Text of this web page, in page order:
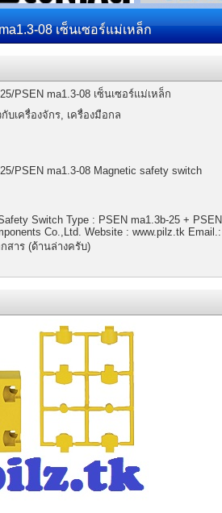
08 เซ็นเซอร์แม่เหล็ก
PSEN ma1.3-08 เซ็นเซอร์แม่เหล็ก
บเครื่องจักร, เครื่องมือกล
PSEN ma1.3-08 Magnetic safety switch
Switch Type : PSEN ma1.3b-25 + PSEN
Co.,Ltd. Website : www.pilz.tk Email.:
สาร (ด้านล่างครับ)